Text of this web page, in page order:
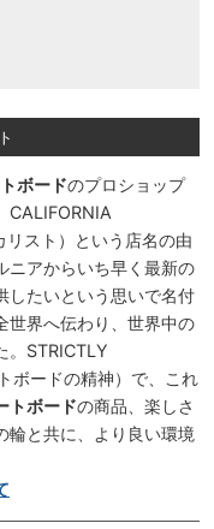
ボードのプロショップ
CALIFORNIA
スト）という店名の由
ニアからいち早く最新の
したいという思いで名付
世界へ伝わり、世界中の
。STRICTLY
ボードの精神）で、これ
トボードの商品、楽しさ
輪と共に、より良い環境